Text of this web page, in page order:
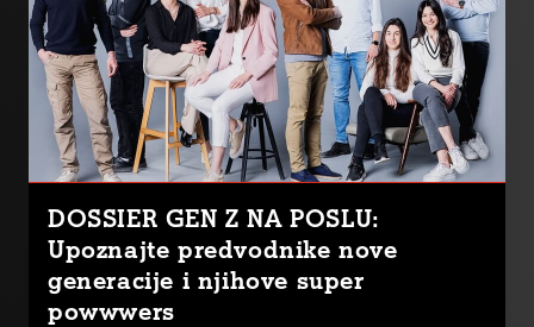
DOSSIER GEN Z NA POSLU:
Upoznajte predvodnike nove
generacije i njihove super
powwwers